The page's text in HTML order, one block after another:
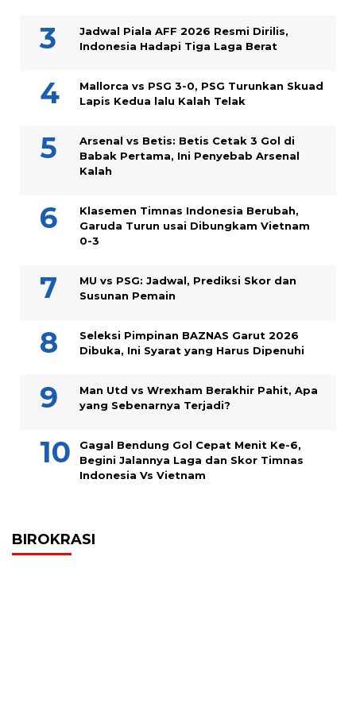
Jadwal Piala AFF 2026 Resmi Dirilis,
Indonesia Hadapi Tiga Laga Berat
Mallorca vs PSG 3-0, PSG Turunkan Skuad
Lapis Kedua lalu Kalah Telak
Arsenal vs Betis: Betis Cetak 3 Gol di
Babak Pertama, Ini Penyebab Arsenal
Kalah
Klasemen Timnas Indonesia Berubah,
Garuda Turun usai Dibungkam Vietnam
0-3
MU vs PSG: Jadwal, Prediksi Skor dan
Susunan Pemain
Seleksi Pimpinan BAZNAS Garut 2026
Dibuka, Ini Syarat yang Harus Dipenuhi
Man Utd vs Wrexham Berakhir Pahit, Apa
yang Sebenarnya Terjadi?
Gagal Bendung Gol Cepat Menit Ke-6,
Begini Jalannya Laga dan Skor Timnas
Indonesia Vs Vietnam
BIROKRASI